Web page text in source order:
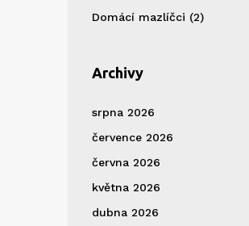
Domácí mazlíčci (2)
Archivy
srpna 2026
července 2026
června 2026
května 2026
dubna 2026